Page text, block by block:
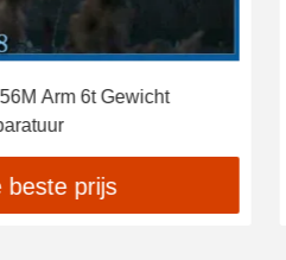
Arm 6t Gewicht
beste prijs